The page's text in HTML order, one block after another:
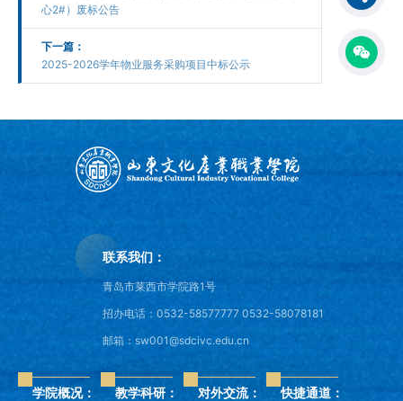
心2#）废标公告
下一篇：
2025-2026学年物业服务采购项目中标公示
联系我们：
青岛市莱西市学院路1号
招办电话：0532-58577777 0532-58078181
邮箱：sw001@sdcivc.edu.cn
学院概况： 教学科研： 对外交流： 快捷通道：